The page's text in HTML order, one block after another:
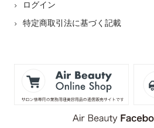
ログイン
特定商取引法に基づく記載